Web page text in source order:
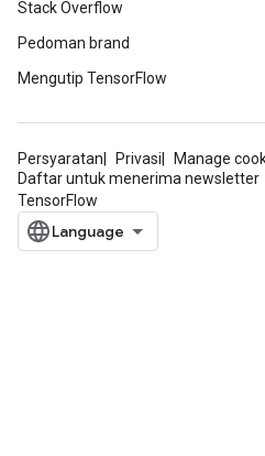
Stack Overflow
Pedoman brand
Mengutip TensorFlow
Persyaratan Privasi
Manage
Daftar untuk menerima newsletter
TensorFlow